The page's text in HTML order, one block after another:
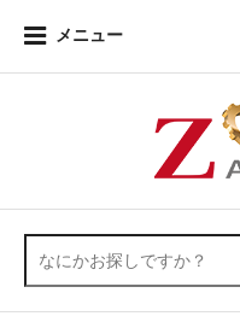
メニュー